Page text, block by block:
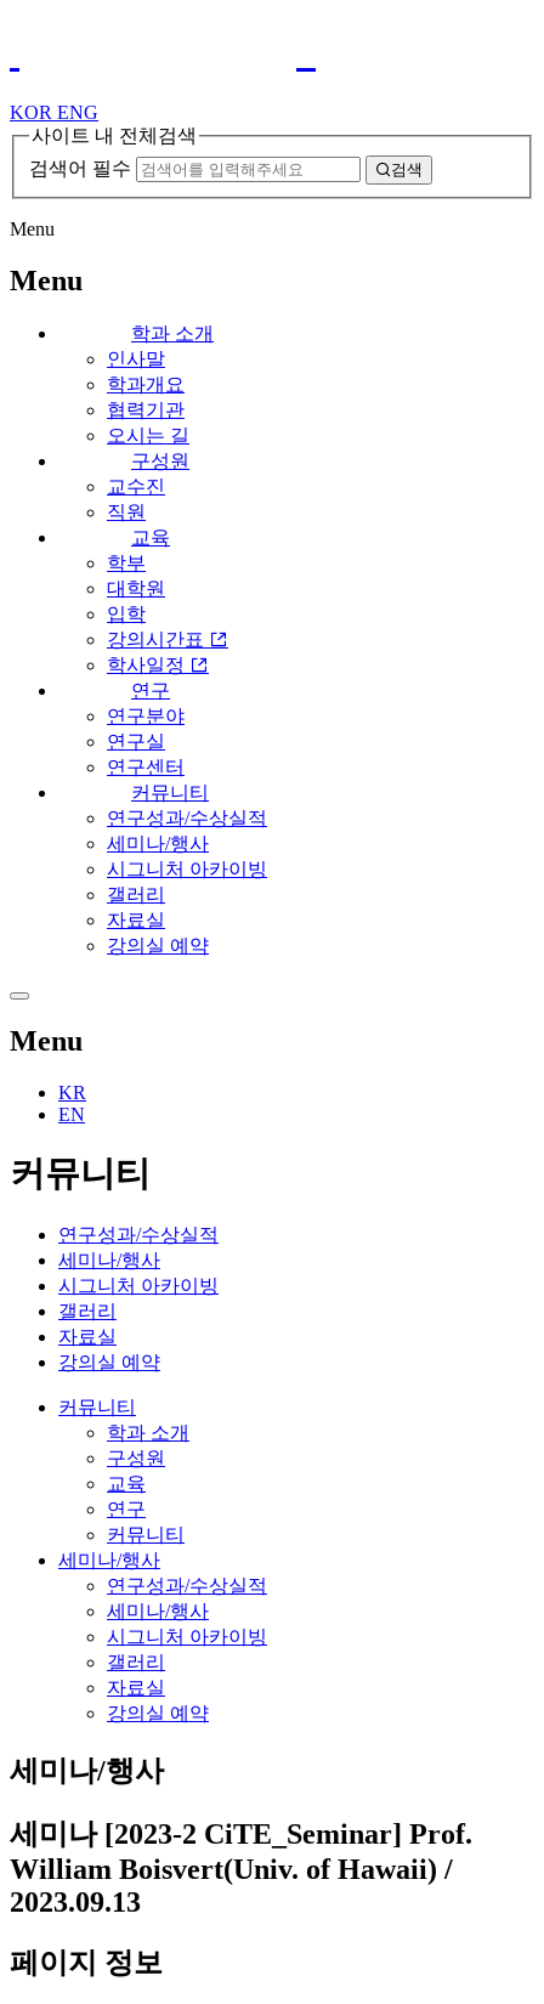
KOR ENG
사이트 내 전체검색
검색어 필수
검색
Menu
Menu
학과 소개
인사말
학과개요
협력기관
오시는 길
구성원
교수진
직원
교육
학부
대학원
입학
강의시간표
학사일정
연구
연구분야
연구실
연구센터
커뮤니티
연구성과/수상실적
세미나/행사
시그니처 아카이빙
갤러리
자료실
강의실 예약
Menu
KR
EN
커뮤니티
연구성과/수상실적
세미나/행사
시그니처 아카이빙
갤러리
자료실
강의실 예약
커뮤니티
학과 소개
구성원
교육
연구
커뮤니티
세미나/행사
연구성과/수상실적
세미나/행사
시그니처 아카이빙
갤러리
자료실
강의실 예약
세미나/행사
세미나 [2023-2 CiTE_Seminar] Prof.
William Boisvert(Univ. of Hawaii) /
2023.09.13
페이지 정보